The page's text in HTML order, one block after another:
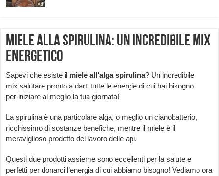
Miele alla spirulina: un incredibile mix
energetico
Sapevi che esiste il miele all’alga spirulina? Un incredibile
mix salutare pronto a darti tutte le energie di cui hai bisogno
per iniziare al meglio la tua giornata!
La spirulina è una particolare alga, o meglio un cianobatterio,
ricchissimo di sostanze benefiche, mentre il miele è il
meraviglioso prodotto del lavoro delle api.
Questi due prodotti assieme sono eccellenti per la salute e
perfetti per donarci l’energia di cui abbiamo bisogno! Vediamo ora